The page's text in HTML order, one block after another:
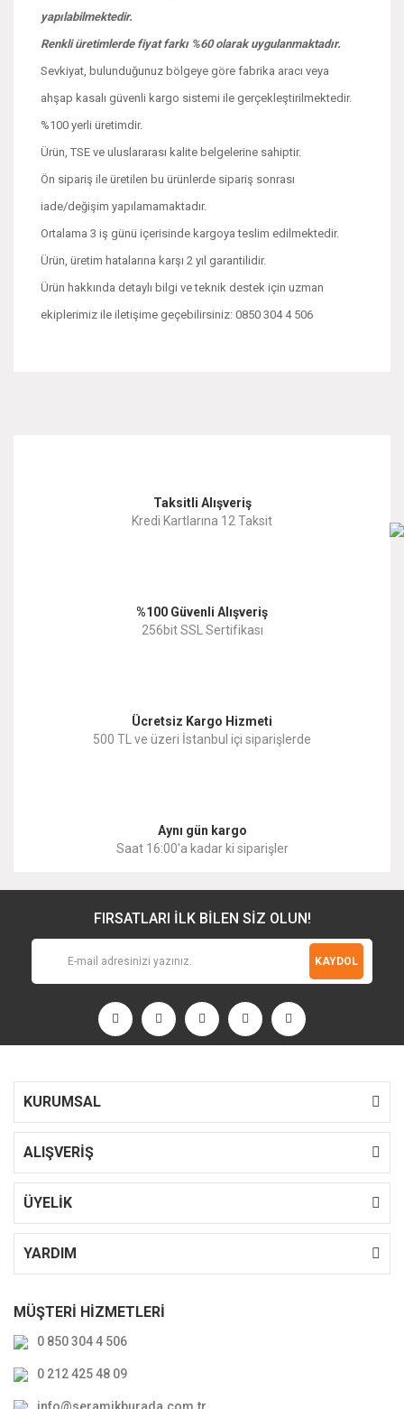
yapılabilmektedir.
Renkli üretimlerde fiyat farkı %60 olarak uygulanmaktadır.
Sevkiyat, bulunduğunuz bölgeye göre fabrika aracı veya
ahşap kasalı güvenli kargo sistemi ile gerçekleştirilmektedir.
%100 yerli üretimdir.
Ürün, TSE ve uluslararası kalite belgelerine sahiptir.
Ön sipariş ile üretilen bu ürünlerde sipariş sonrası
iade/değişim yapılamamaktadır.
Ortalama 3 iş günü içerisinde kargoya teslim edilmektedir.
Ürün, üretim hatalarına karşı 2 yıl garantilidir.
Ürün hakkında detaylı bilgi ve teknik destek için uzman
ekiplerimiz ile iletişime geçebilirsiniz: 0850 304 4 506
Ürün resmi kalitesiz, bozuk veya görüntülenemiyor.
Ürün fiyatı diğer sitelerden daha pahalı.
Taksitli Alışveriş
Kredi Kartlarına 12 Taksit
%100 Güvenli Alışveriş
256bit SSL Sertifikası
Ücretsiz Kargo Hizmeti
500 TL ve üzeri İstanbul içi siparişlerde
Aynı gün kargo
Saat 16:00'a kadar ki siparişler
FIRSATLARI İLK BİLEN SİZ OLUN!
KAYDOL
KURUMSAL
ALIŞVERİŞ
ÜYELİK
YARDIM
MÜŞTERİ HİZMETLERİ
0 850 304 4 506
0 212 425 48 09
info@seramikburada.com.tr